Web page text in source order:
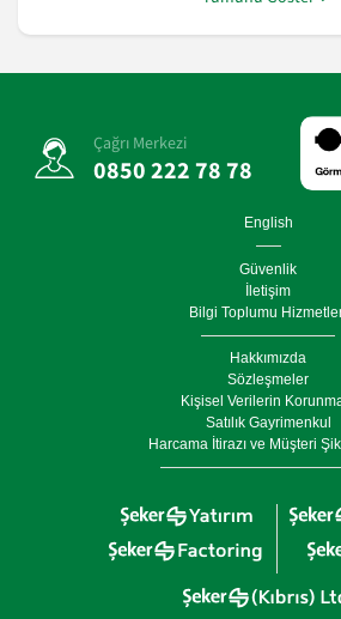
Çağrı Merkezi
0850 222 78 78
English
Güvenlik
İletişim
Bilgi Toplumu
Hakkımızda
Sözleşmeler
Kişisel Verilerin
Satılık Gayrimenkul
Harcama İtirazı ve Müşteri